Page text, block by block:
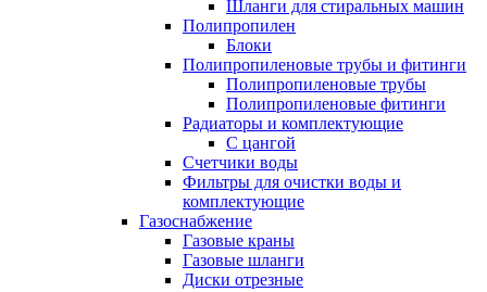
Шланги для стиральных машин
Полипропилен
Блоки
Полипропиленовые трубы и фитинги
Полипропиленовые трубы
Полипропиленовые фитинги
Радиаторы и комплектующие
С цангой
Счетчики воды
Фильтры для очистки воды и
комплектующие
Газоснабжение
Газовые краны
Газовые шланги
Диски отрезные